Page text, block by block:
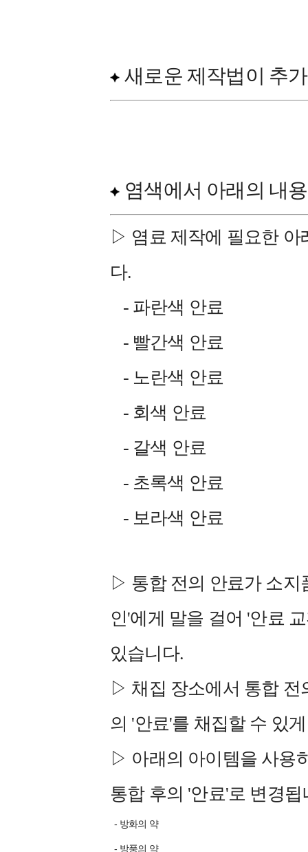
새로운 제작법이 추
염색에서 아래의 내
▷ 염료 제작에 필요한 아
다.
- 파란색 안료
- 빨간색 안료
- 노란색 안료
- 회색 안료
- 갈색 안료
- 초록색 안료
- 보라색 안료
▷ 통합 전의 안료가 소지
인'에게 말을 걸어 '안료
있습니다.
▷ 채집 장소에서 통합 전
의 '안료'를 채집할 수 있
▷ 아래의 아이템을 사용
통합 후의 '안료'로 변경됩
- 방화의 약
- 방풍의 약